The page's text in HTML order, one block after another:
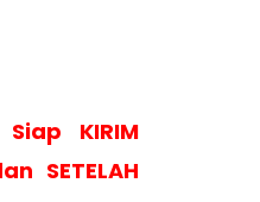
KIRIM
SETELAH